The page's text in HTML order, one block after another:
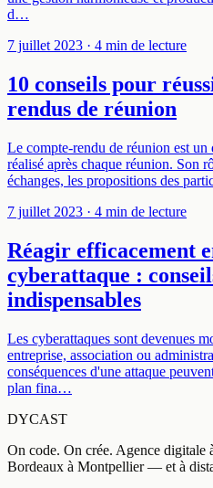
d…
7 juillet 2023 · 4 min de lecture
10 conseils pour
rendus de réunion
Le compte-rendu de réunion est
réalisé après chaque réunion. Son
échanges, les propositions des
7 juillet 2023 · 4 min de lecture
Réagir efficacement
cyberattaque :
indispensables
Les cyberattaques sont devenues
entreprise, association ou
conséquences d'une attaque
plan fina…
DYCAST
On code. On crée. Agence digitale
Bordeaux à Montpellier — et à